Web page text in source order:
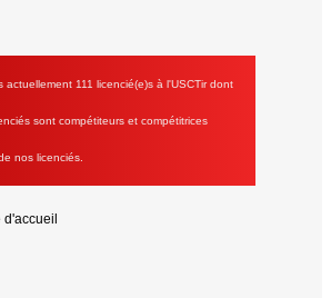
actuellement 111 licencié(e)s à l'USCTir dont
sont compétiteurs et compétitrices
nos licenciés.